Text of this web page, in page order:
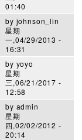
01:40
by johnson_lin
星期
一,04/29/2013 -
16:31
by yoyo
星期
三,06/21/2017 -
12:58
by admin
星期
四,02/02/2012 -
20:14